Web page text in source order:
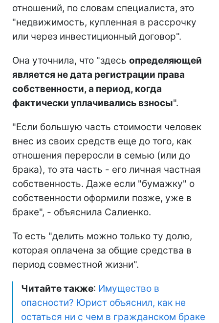
отношений, по словам специалиста, это
"недвижимость, купленная в рассрочку
или через инвестиционный договор".
Она уточнила, что "здесь определяющей
является не дата регистрации права
собственности, а период, когда
фактически уплачивались взносы".
"Если большую часть стоимости человек
внес из своих средств еще до того, как
отношения переросли в семью (или до
брака), то эта часть - его личная частная
собственность. Даже если "бумажку" о
собственности оформили позже, уже в
браке", - объяснила Салиенко.
То есть "делить можно только ту долю,
которая оплачена за общие средства в
период совместной жизни".
Читайте также: Имущество в
опасности? Юрист объяснил, как не
остаться ни с чем в гражданском браке